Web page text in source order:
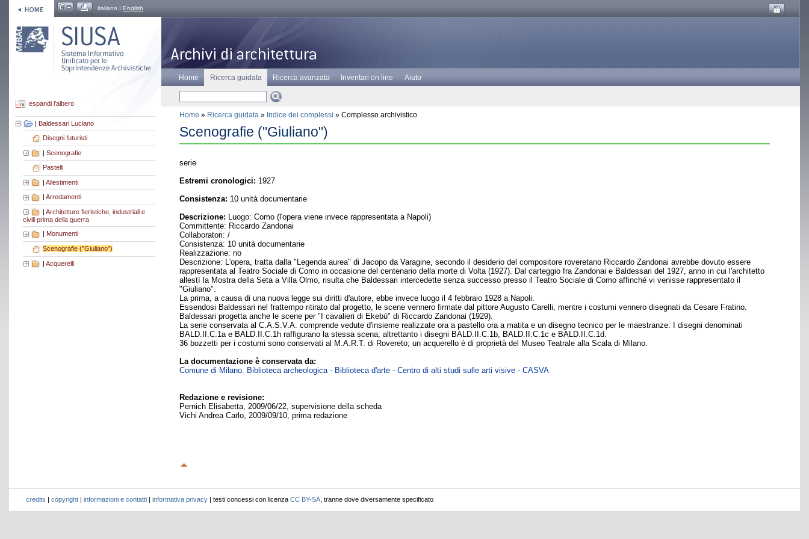
italiano | English
espandi l'albero
| Baldessari Luciano
Disegni futuristi
| Scenografie
Pastelli
| Allestimenti
Arredamenti
| Architetture fieristiche, industriali e
civili prima della guerra
Monumenti
Scenografie ("Giuliano")
| Acquerelli
Home Ricerca guidata Ricerca avanzata Inventari on line Aiuto
Home » Ricerca guidata » Indice dei complessi » Complesso archivistico
Scenografie ("Giuliano")
serie
Estremi cronologici: 1927
Consistenza: 10 unità documentarie
Descrizione: Luogo: Como (l'opera viene invece rappresentata a Napoli)
Committente: Riccardo Zandonai
Collaboratori: /
Consistenza: 10 unità documentarie
Realizzazione: no
Descrizione: L'opera, tratta dalla "Legenda aurea" di Jacopo da Varagine, secondo il desiderio del compositore roveretano Riccardo Zandonai avrebbe dovuto essere
rappresentata al Teatro Sociale di Como in occasione del centenario della morte di Volta (1927). Dal carteggio fra Zandonai e Baldessari del 1927, anno in cui l'architetto
allestì la Mostra della Seta a Villa Olmo, risulta che Baldessari intercedette senza successo presso il Teatro Sociale di Como affinché vi venisse rappresentato il
"Giuliano".
La prima, a causa di una nuova legge sui diritti d'autore, ebbe invece luogo il 4 febbraio 1928 a Napoli.
Essendosi Baldessari nel frattempo ritirato dal progetto, le scene vennero firmate dal pittore Augusto Carelli, mentre i costumi vennero disegnati da Cesare Fratino.
Baldessari progetta anche le scene per "I cavalieri di Ekebù" di Riccardo Zandonai (1929).
La serie conservata al C.A.S.V.A. comprende vedute d'insieme realizzate ora a pastello ora a matita e un disegno tecnico per le maestranze. I disegni denominati
BALD.II.C.1a e BALD.II.C.1h raffigurano la stessa scena; altrettanto i disegni BALD.II.C.1b, BALD.II.C.1c e BALD.II.C.1d.
36 bozzetti per i costumi sono conservati al M.A.R.T. di Rovereto; un acquerello è di proprietà del Museo Teatrale alla Scala di Milano.
La documentazione è conservata da:
Comune di Milano. Biblioteca archeologica - Biblioteca d'arte - Centro di alti studi sulle arti visive - CASVA
Redazione e revisione:
Pernich Elisabetta, 2009/06/22, supervisione della scheda
Vichi Andrea Carlo, 2009/09/10, prima redazione
credits copyright informazioni e contatti informativa privacy | testi concessi con licenza CC BY-SA , tranne dove diversamente specificato